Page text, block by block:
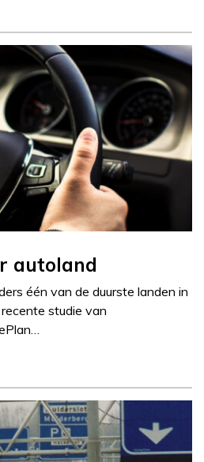
autoland
één van de duurste landen in
studie van